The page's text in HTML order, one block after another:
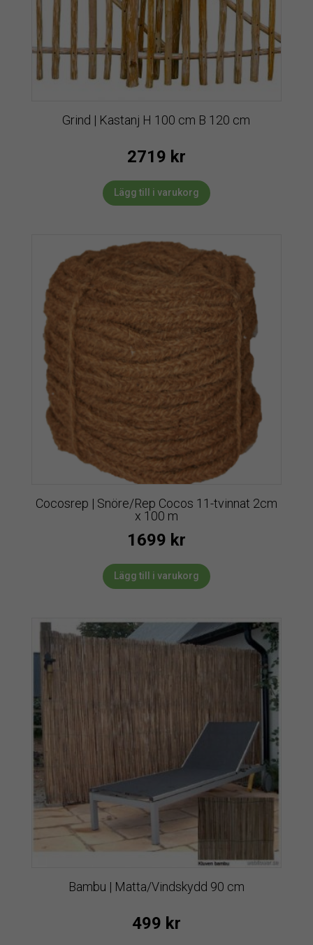
Grind | Kastanj H 100 cm B 120 cm
2719 kr
Lägg till i varukorg
Cocosrep | Snöre/Rep Cocos 11-tvinnat 2cm
x 100 m
1699 kr
Lägg till i varukorg
Bambu | Matta/Vindskydd 90 cm
499 kr